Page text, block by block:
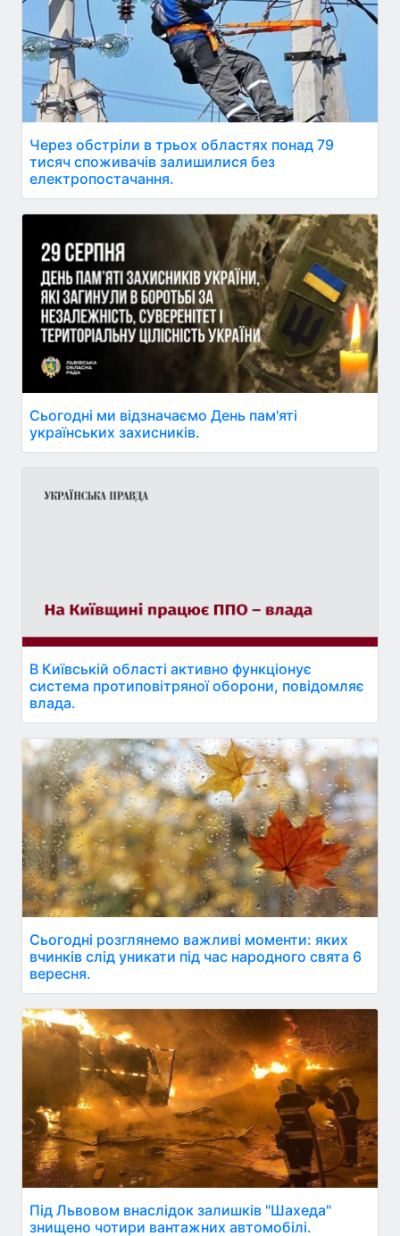
Через обстріли в трьох областях понад 79
тисяч споживачів залишилися без
електропостачання.
Сьогодні ми відзначаємо День пам'яті
українських захисників.
В Київській області активно функціонує
система протиповітряної оборони, повідомляє
влада.
Сьогодні розглянемо важливі моменти: яких
вчинків слід уникати під час народного свята 6
вересня.
Під Львовом внаслідок залишків "Шахеда"
знищено чотири вантажних автомобілі.